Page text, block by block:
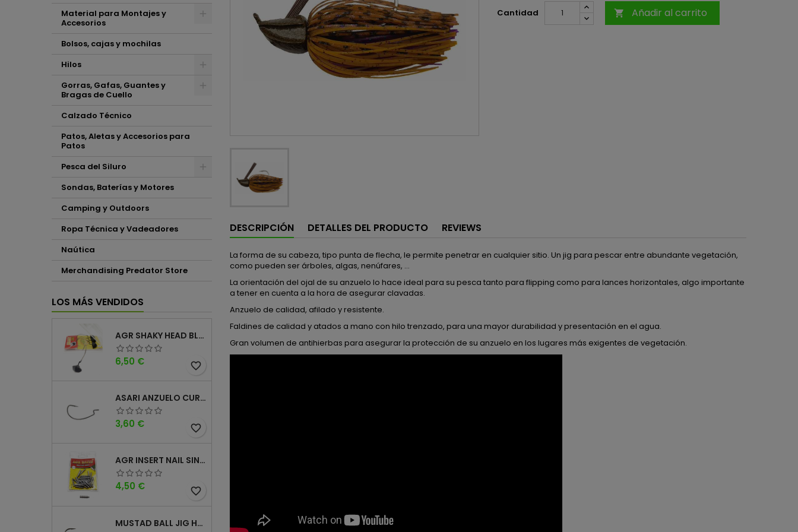
Material para Montajes y
Accesorios
Bolsos, cajas y mochilas
Hilos
Gorras, Gafas, Guantes y
Bragas de Cuello
Calzado Técnico
Patos, Aletas y Accesorios para
Patos
Pesca del Siluro
Sondas, Baterías y Motores
Camping y Outdoors
Ropa Técnica y Vadeadores
Naútica
Merchandising Predator Store
LOS MÁS VENDIDOS
AGR SHAKY HEAD BLACK 4PK
Precio
6,50 € favorite_border
ASARI ANZUELO CURVO CAROLINA WORM
Precio
3,60 € favorite_border
AGR INSERT NAIL SINKER
Precio
4,50 € favorite_border
MUSTAD BALL JIG HEAD KEEPER
Cantidad  Añadir al carrito
DESCRIPCIÓN DETALLES DEL PRODUCTO REVIEWS
La forma de su cabeza, tipo punta de flecha, le permite penetrar en cualquier sitio. Un jig para pescar entre abundante vegetación,
como pueden ser árboles, algas, nenúfares, ...
La orientación del ojal de su anzuelo lo hace ideal para su pesca tanto para flipping como para lances horizontales, algo importante
a tener en cuenta a la hora de asegurar clavadas.
Anzuelo de calidad, afilado y resistente.
Faldines de calidad y atados a mano con hilo trenzado, para una mayor durabilidad y presentación en el agua.
Gran volumen de antihierbas para asegurar la protección de su anzuelo en los lugares más exigentes de vegetación.